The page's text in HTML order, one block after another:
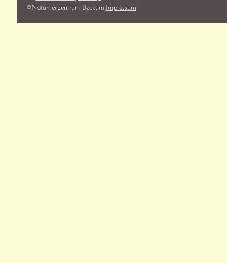
©️Naturheilzentrum Beckum Impressum